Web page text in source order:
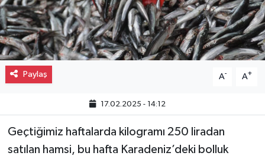
Paylaş A- A+
17.02.2025 - 14:12
Geçtiğimiz haftalarda kilogramı 250 liradan
satılan hamsi, bu hafta Karadeniz’deki bolluk